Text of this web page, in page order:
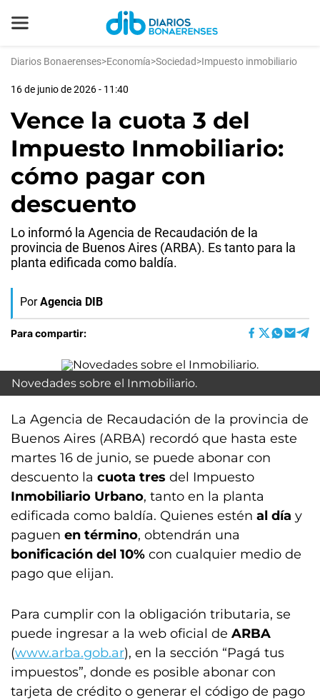
Diarios Bonaerenses>Economía>Sociedad>Impuesto inmobiliario
16 de junio de 2026 - 11:40
Vence la cuota 3 del
Impuesto Inmobiliario:
cómo pagar con
descuento
Lo informó la Agencia de Recaudación de la
provincia de Buenos Aires (ARBA). Es tanto para la
planta edificada como baldía.
Por Agencia DIB
Para compartir:
Novedades sobre el Inmobiliario.
La Agencia de Recaudación de la provincia de
Buenos Aires (ARBA) recordó que hasta este
martes 16 de junio, se puede abonar con
descuento la cuota tres del Impuesto
Inmobiliario Urbano, tanto en la planta
edificada como baldía. Quienes estén al día y
paguen en término, obtendrán una
bonificación del 10% con cualquier medio de
pago que elijan.
Para cumplir con la obligación tributaria, se
puede ingresar a la web oficial de ARBA
(www.arba.gob.ar), en la sección “Pagá tus
impuestos”, donde es posible abonar con
tarjeta de crédito o generar el código de pago